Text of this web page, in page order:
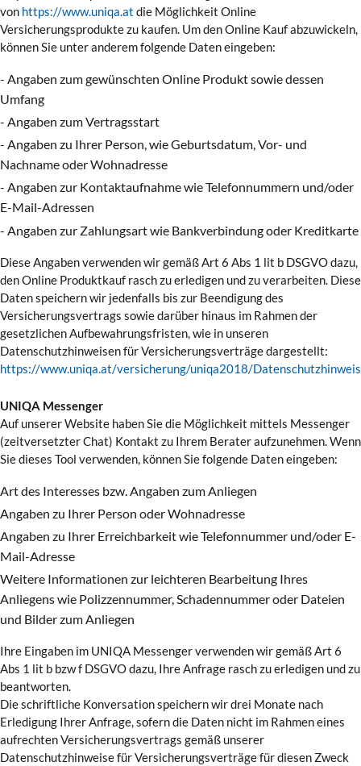
von https://www.uniqa.at die Möglichkeit Online
Versicherungsprodukte zu kaufen. Um den Online Kauf abzuwickeln,
können Sie unter anderem folgende Daten eingeben:
- Angaben zum gewünschten Online Produkt sowie dessen
Umfang
- Angaben zum Vertragsstart
- Angaben zu Ihrer Person, wie Geburtsdatum, Vor- und
Nachname oder Wohnadresse
- Angaben zur Kontaktaufnahme wie Telefonnummern und/oder
E-Mail-Adressen
- Angaben zur Zahlungsart wie Bankverbindung oder Kreditkarte
Diese Angaben verwenden wir gemäß Art 6 Abs 1 lit b DSGVO dazu,
den Online Produktkauf rasch zu erledigen und zu verarbeiten. Diese
Daten speichern wir jedenfalls bis zur Beendigung des
Versicherungsvertrags sowie darüber hinaus im Rahmen der
gesetzlichen Aufbewahrungsfristen, wie in unseren
Datenschutzhinweisen für Versicherungsverträge dargestellt:
https://www.uniqa.at/versicherung/uniqa2018/
UNIQA Messenger
Auf unserer Website haben Sie die Möglichkeit mittels Messenger
(zeitversetzter Chat) Kontakt zu Ihrem Berater aufzunehmen. Wenn
Sie dieses Tool verwenden, können Sie folgende Daten eingeben:
Art des Interesses bzw. Angaben zum Anliegen
Angaben zu Ihrer Person oder Wohnadresse
Angaben zu Ihrer Erreichbarkeit wie Telefonnummer und/oder E-
Mail-Adresse
Weitere Informationen zur leichteren Bearbeitung Ihres
Anliegens wie Polizzennummer, Schadennummer oder Dateien
und Bilder zum Anliegen
Ihre Eingaben im UNIQA Messenger verwenden wir gemäß Art 6
Abs 1 lit b bzw f DSGVO dazu, Ihre Anfrage rasch zu erledigen und zu
beantworten.
Die schriftliche Konversation speichern wir drei Monate nach
Erledigung Ihrer Anfrage, sofern die Daten nicht im Rahmen eines
aufrechten Versicherungsvertrags gemäß unserer
Datenschutzhinweise für Versicherungsverträge für diesen Zweck